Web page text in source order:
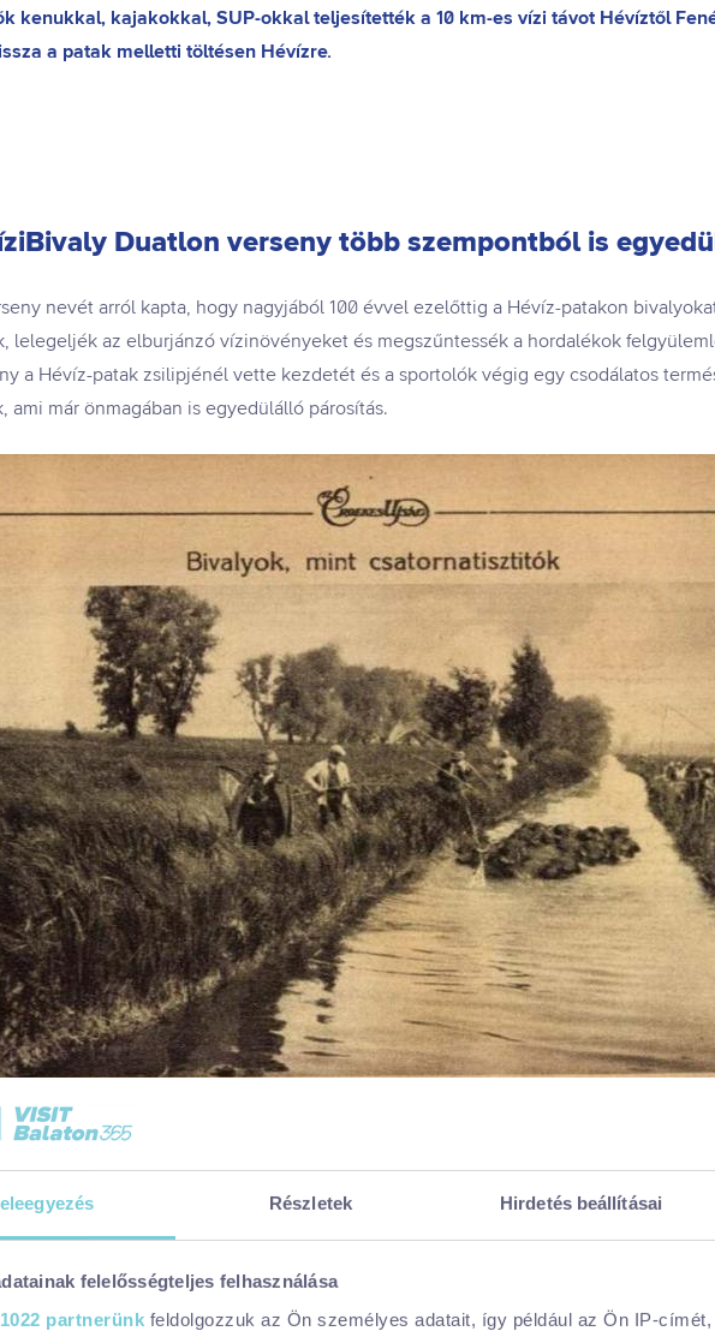
Részletek Hirdetés beállításai
felelősségteljes felhasználása
1022 partnerünk feldolgozzuk az Ön személyes adatait, így például az Ön IP-
kenukkal, kajakokkal, SUP-okkal teljesítették a 10 km-es vízi távot Hévíztől
a patak melletti töltésen Hévízre.
Duatlon verseny több szempontból is
nevét arról kapta, hogy nagyjából 100 évvel ezelőttig a Hévíz-patakon
lelegeljék az elburjánzó vízinövényeket és megszűntessék a hordalékok
a Hévíz-patak zsilipjénél vette kezdetét és a sportolók végig egy csodálatos
ami már önmagában is egyedülálló párosítás.
verseny csodás tavaszi napsütésben
első napján, igazi ragyogó napsütésben álltak rajthoz a versenyzők, akik reggel
egymás után indultak el, hogy a természeti akadályokat leküzdve mérjék össze
en a szervezők bérelhető kenuival vágtak neki a távnak, míg a legprofibbak már